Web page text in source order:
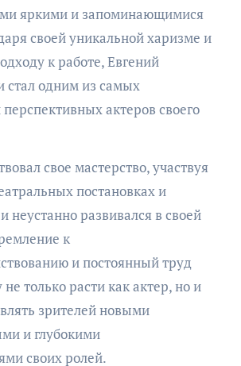
яркими и запоминающимися
своей уникальной харизме и
к работе, Евгений
одним из самых
актеров своего
свое мастерство, участвуя
постановках и
неустанно развивался в своей
к
и постоянный труд
только расти как актер, но и
зрителей новыми
и глубокими
своих ролей.